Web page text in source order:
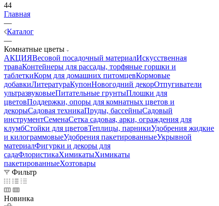
44
Главная
—
Каталог
—
Комнатные цветы
АКЦИЯВесовой посадочный материалИскусственная
траваКонтейнеры для рассады, торфяные горшки и
таблеткиКорм для домашних питомцевКормовые
добавкиЛитератураКупонНовогодний декорОтпугиватели
ультразвуковыеПитательные грунтыПлошки для
цветовПоддержки, опоры для комнатных цветов и
декорыСадовая техникаПруды, бассейныСадовый
инструментСеменаСетка садовая, арки, ограждения для
клумбСтойки для цветовТеплицы, парникиУдобрения жидкие
и килограммовыеУдобрения пакетированныеУкрывной
материалФигурки и декоры для
садаФлористикаХимикатыХимикаты
пакетированныеХозтовары
Фильтр
Новинка